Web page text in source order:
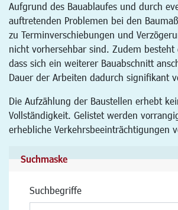
Aufgrund des Bauablaufes und durch
auftretenden Problemen bei den
zu Terminverschiebungen und
nicht vorhersehbar sind. Zudem besteht
dass sich ein weiterer Bauabschnitt
Dauer der Arbeiten dadurch signifikant
Die Aufzählung der Baustellen erhebt
Vollständigkeit. Gelistet werden
erhebliche Verkehrsbeeinträchtigungen
Suchmaske
Suchbegriffe